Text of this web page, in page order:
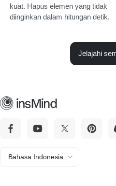
kuat. Hapus elemen yang tidak
diinginkan dalam hitungan detik.
Jelajahi
Bahasa Indonesia